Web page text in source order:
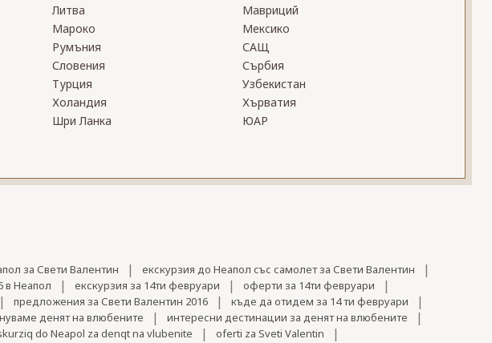
Литва
Мавриций
Мароко
Мексико
Румъния
САЩ
Словения
Сърбия
Турция
Узбекистан
Холандия
Хърватия
Шри Ланка
ЮАР
за Свети Валентин | екскурзия до Неапол със самолет за Свети Валентин |
в Неапол | екскурзия за 14ти февруари | оферти за 14ти февруари |
| предложения за Свети Валентин 2016 | къде да отидем за 14 ти февруари |
денят на влюбените | интересни дестинации за денят на влюбените |
do Neapol za denqt na vlubenite | oferti za Sveti Valentin |